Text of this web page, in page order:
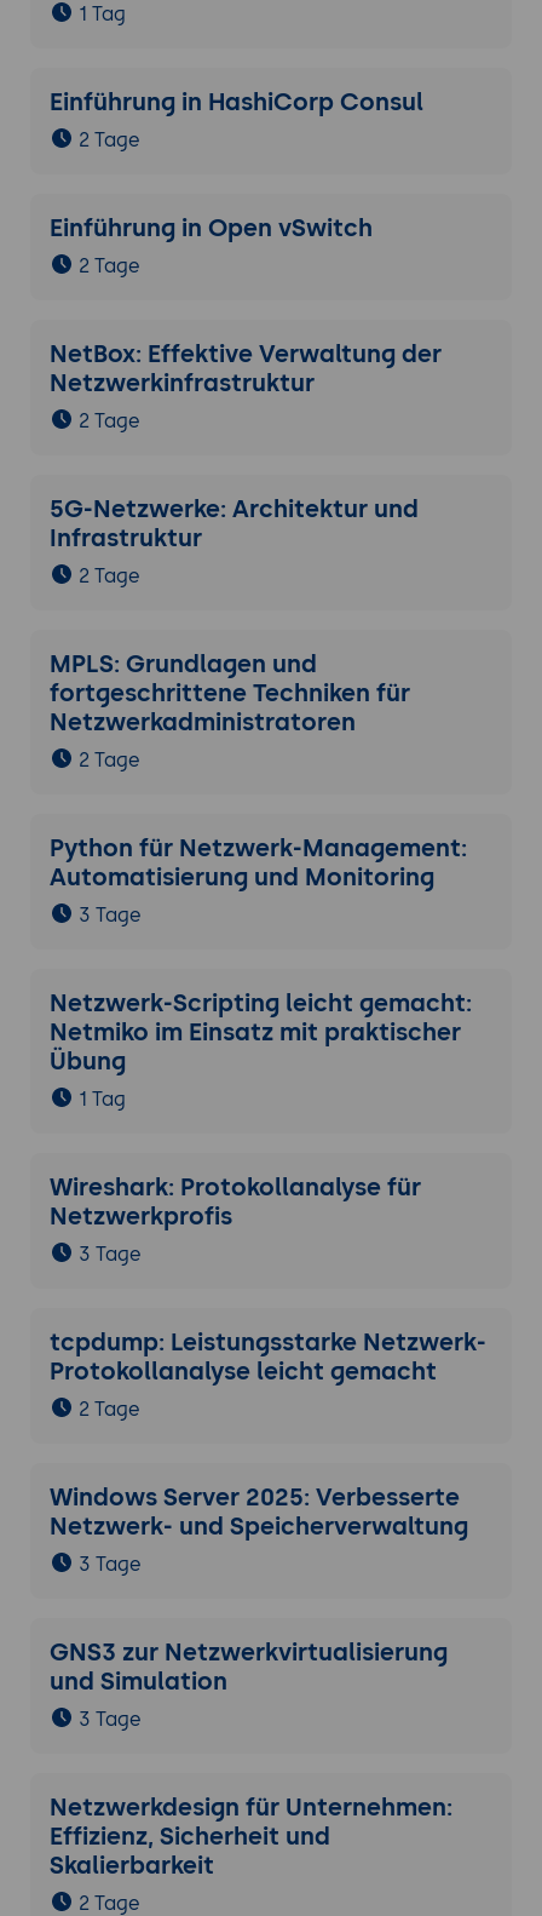
1 Tag
Einführung in HashiCorp Consul
2 Tage
Einführung in Open vSwitch
2 Tage
NetBox: Effektive Verwaltung der
Netzwerkinfrastruktur
2 Tage
5G-Netzwerke: Architektur und
Infrastruktur
2 Tage
MPLS: Grundlagen und
fortgeschrittene Techniken für
Netzwerkadministratoren
2 Tage
Python für Netzwerk-Management:
Automatisierung und Monitoring
3 Tage
Netzwerk-Scripting leicht gemacht:
Netmiko im Einsatz mit praktischer
Übung
1 Tag
Wireshark: Protokollanalyse für
Netzwerkprofis
3 Tage
tcpdump: Leistungsstarke Netzwerk-
Protokollanalyse leicht gemacht
2 Tage
Windows Server 2025: Verbesserte
Netzwerk- und Speicherverwaltung
3 Tage
GNS3 zur Netzwerkvirtualisierung
und Simulation
3 Tage
Netzwerkdesign für Unternehmen:
Effizienz, Sicherheit und
Skalierbarkeit
2 Tage